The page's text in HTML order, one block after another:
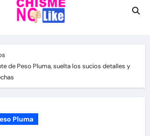
de Peso Pluma, suelta los sucios detalles y
Pluma